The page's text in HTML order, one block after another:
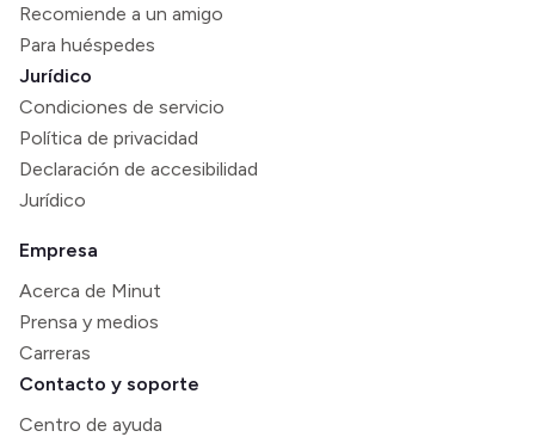
Recomiende a un amigo
Para huéspedes
Jurídico
Condiciones de servicio
Política de privacidad
Declaración de accesibilidad
Jurídico
Empresa
Acerca de Minut
Prensa y medios
Carreras
Contacto y soporte
Centro de ayuda